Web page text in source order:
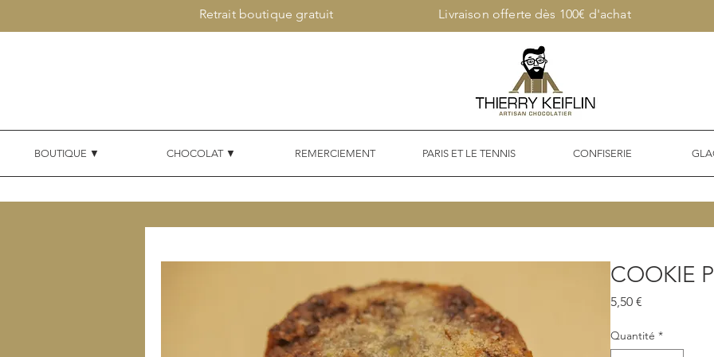
Retrait boutique gratuit Livraison offerte dès 100€ d'achat
BOUTIQUE ▼ CHOCOLAT ▼ REMERCIEMENT PARIS ET LE TENNIS CONFISERIE
COOKIE
5,50 €
Quantité *